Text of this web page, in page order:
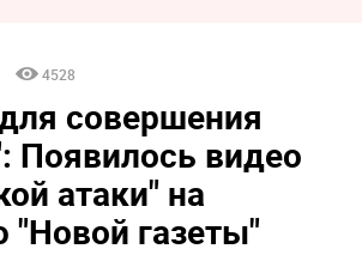
4528
совершения
Появилось видео
атаки" на
"Новой газеты"